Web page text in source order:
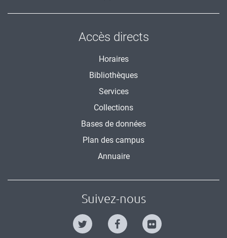
Accès directs
Horaires
Bibliothèques
Services
Collections
Bases de données
Plan des campus
Annuaire
Suivez-nous